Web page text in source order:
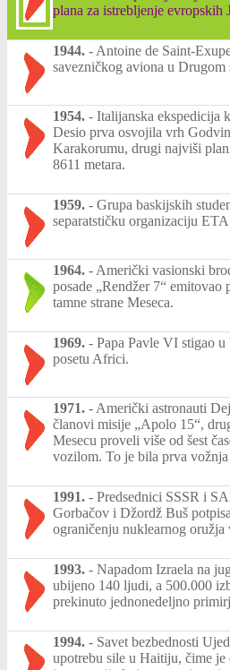
plana za istrebljenje evropskih
1944. - Antoine de Saint-
savezničkog aviona u Drugom
1954. - Italijanska ekspedicija
Desio prva osvojila vrh
Karakorumu, drugi najviši
8611 metara.
1959. - Grupa baskijskih
separatstičku organizaciju
1964. - Američki vasionski
posade „Rendžer 7“ emitovao
tamne strane Meseca.
1969. - Papa Pavle VI stigao
posetu Africi.
1971. - Američki astronauti
članovi misije „Apolo 15“,
Mesecu proveli više od šest
vozilom. To je bila prva
1991. - Predsednici SSSR i
Gorbačov i Džordž Buš
ograničenju nuklearnog oružja
1993. - Napadom Izraela na
ubijeno 140 ljudi, a 500.000
prekinuto jednonedeljno
1994. - Savet bezbednosti
upotrebu sile u Haitiju, čime je